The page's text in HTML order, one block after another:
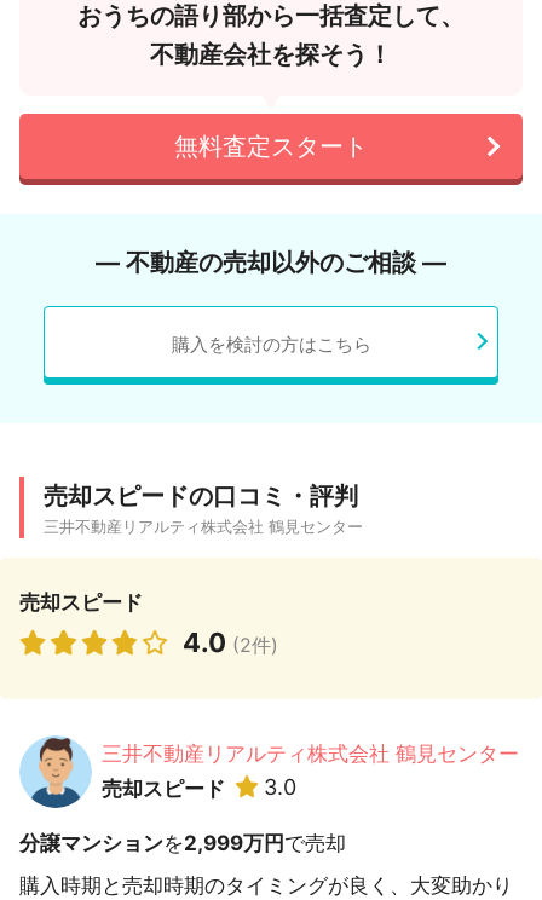
おうちの語り部から一括査定して、
不動産会社を探そう！
無料査定スタート
― 不動産の売却以外のご相談 ―
購入を検討の方はこちら
売却スピードの口コミ・評判
三井不動産リアルティ株式会社 鶴見センター
売却スピード
4.0 (2件)
三井不動産リアルティ株式会社 鶴見センター
売却スピード
3.0
分譲マンションを2,999万円 で売却
購入時期と売却時期のタイミングが良く、大変助かり